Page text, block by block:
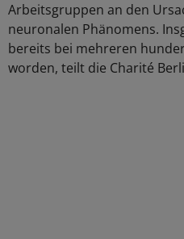
Arbeitsgruppen an den
neuronalen Phänomens.
bereits bei mehreren
worden, teilt die Charité